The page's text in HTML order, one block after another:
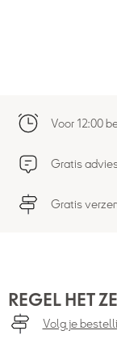
Voor 12:00
Gratis
Gratis
REGEL HET
Volg je